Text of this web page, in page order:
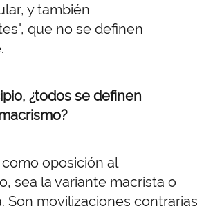
y también
que no se definen
¿todos se definen
oposición al
sea la variante macrista o
Son movilizaciones contrarias